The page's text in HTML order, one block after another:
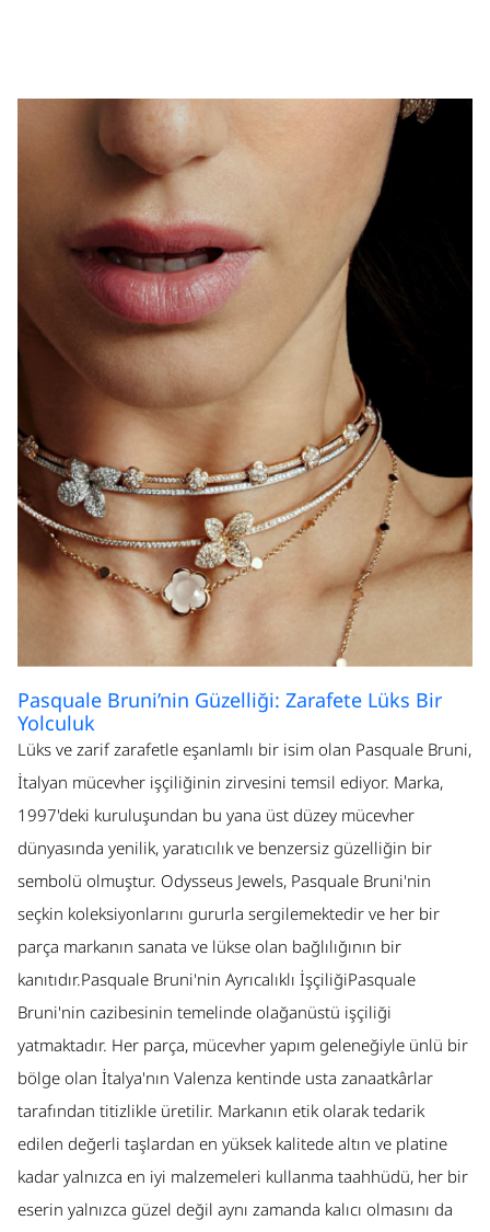
Pasquale Bruni’nin Güzelliği: Zarafete Lüks Bir
Yolculuk
Lüks ve zarif zarafetle eşanlamlı bir isim olan Pasquale Bruni,
İtalyan mücevher işçiliğinin zirvesini temsil ediyor. Marka,
1997'deki kuruluşundan bu yana üst düzey mücevher
dünyasında yenilik, yaratıcılık ve benzersiz güzelliğin bir
sembolü olmuştur. Odysseus Jewels, Pasquale Bruni'nin
seçkin koleksiyonlarını gururla sergilemektedir ve her bir
parça markanın sanata ve lükse olan bağlılığının bir
kanıtıdır.Pasquale Bruni'nin Ayrıcalıklı İşçiliğiPasquale
Bruni'nin cazibesinin temelinde olağanüstü işçiliği
yatmaktadır. Her parça, mücevher yapım geleneğiyle ünlü bir
bölge olan İtalya'nın Valenza kentinde usta zanaatkârlar
tarafından titizlikle üretilir. Markanın etik olarak tedarik
edilen değerli taşlardan en yüksek kalitede altın ve platine
kadar yalnızca en iyi malzemeleri kullanma taahhüdü, her bir
eserin yalnızca güzel değil aynı zamanda kalıcı olmasını da